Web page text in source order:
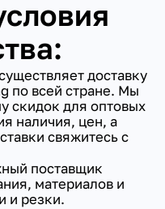
доставку
по всей стране. Мы
скидок для оптовых
наличия, цен, а
свяжитесь с
поставщик
материалов и
и резки.